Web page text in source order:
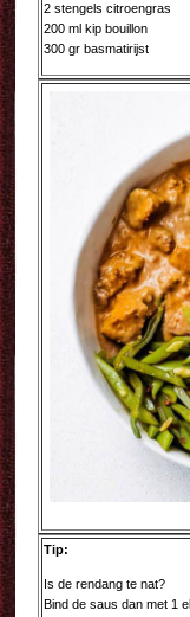
2 stengels citroengras
200 ml kip bouillon
300 gr basmatirijst
Tip:
Is de rendang te nat?
Bind de saus dan met 1